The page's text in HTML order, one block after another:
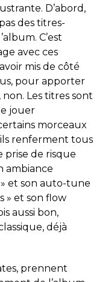
D’abord,
des titres-
C’est
avec ces
mis de côté
pour apporter
Les titres sont
jouer
morceaux
ils renferment tous
prise de risque
ambiance
et son auto-tune
» et son flow
aussi bon,
déjà
prennent